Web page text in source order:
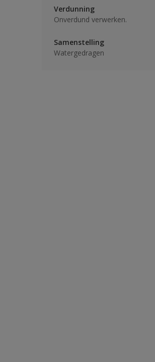
Verdunning
Onverdund verwerken.
Samenstelling
Watergedragen